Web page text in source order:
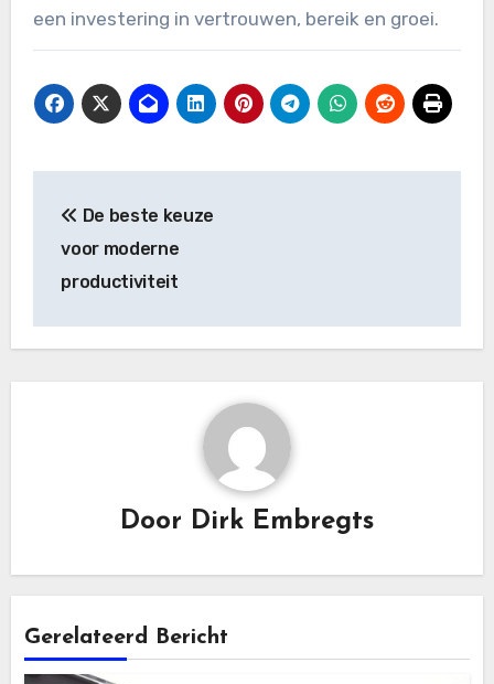
een investering in vertrouwen, bereik en groei.
navigatie
De beste keuze
voor moderne
productiviteit
Door Dirk Embregts
Gerelateerd Bericht